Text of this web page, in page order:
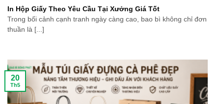
In Hộp Giấy Theo Yêu Cầu Tại Xưởng Giá Tốt
Trong bối cảnh cạnh tranh ngày càng cao, bao bì không chỉ đơn
thuần là [...]
20
Th5